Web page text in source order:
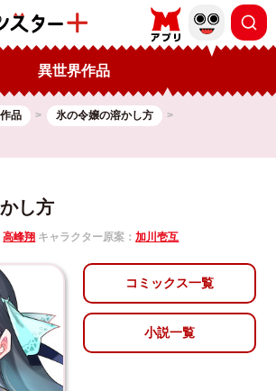
異世界作品
品
氷の令嬢の溶かし方
し方
高峰翔 キャラクター原案：加川壱互
コミックス一覧
小説一覧